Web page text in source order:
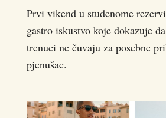
Prvi vikend u studenome
gastro iskustvo koje dokazuje
trenuci ne čuvaju za posebne
pjenušac.